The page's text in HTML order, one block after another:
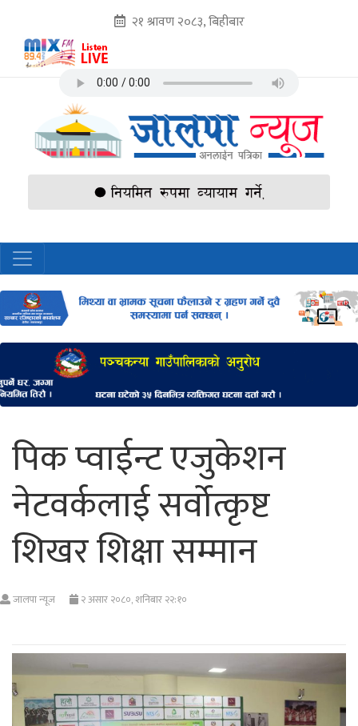
२१ श्रावण २०८३, बिहीबार
पिक प्वाईन्ट एजुकेशन
नेटवर्कलाई सर्वोत्कृष्ट
शिखर शिक्षा सम्मान
जालपा न्यूज २ असार २०८०, शनिबार २२:१०